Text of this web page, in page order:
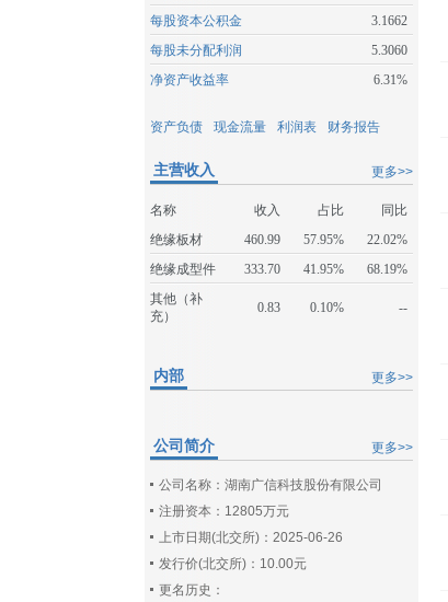
每股资本公积金
3.1662
每股未分配利润
5.3060
净资产收益率
6.31%
资产负债 现金流量 利润表 财务报告
更多>>
主营收入
名称 收入 占比
同比
绝缘板材
460.99 57.95%
22.02%
绝缘成型件
333.70 41.95%
68.19%
其他（补
充）
0.83 0.10% --
更多>>
内部
更多>>
公司简介
公司名称：湖南广信科技股份有限公司
注册资本：12805万元
上市日期(北交所)：2025-06-26
发行价(北交所)：10.00元
更名历史：